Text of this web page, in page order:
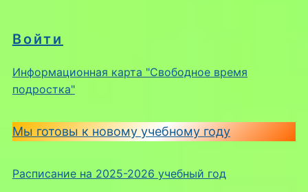
Войти
Информационная карта "Свободное время
подростка"
Мы готовы к новому учебному году
Расписание на 2025-2026 учебный год